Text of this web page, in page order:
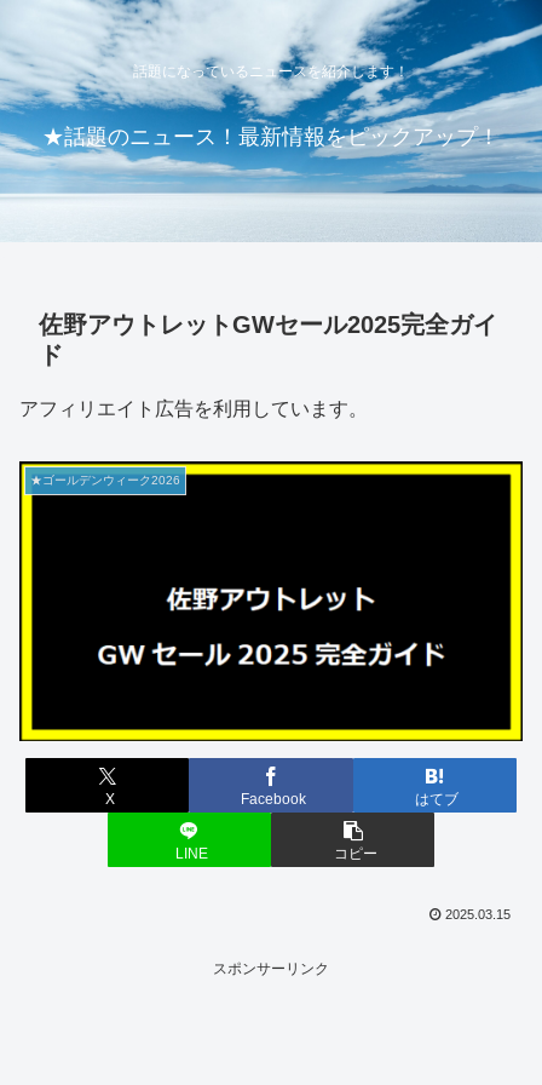
話題になっているニュースを紹介します！
★話題のニュース！最新情報をピックアップ！
佐野アウトレットGWセール2025完全ガイ
ド
アフィリエイト広告を利用しています。
★ゴールデンウィーク2026
X Facebook はてブ
LINE コピー
2025.03.15
スポンサーリンク